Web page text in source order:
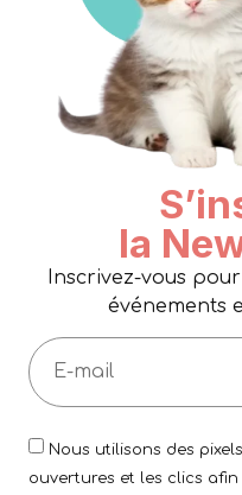
la
Inscrivez-vous
événements
Nous utilisons des
ouvertures et les clics afin